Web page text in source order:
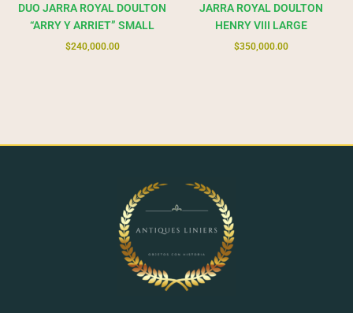
DUO JARRA ROYAL DOULTON
“ARRY Y ARRIET” SMALL
$240,000.00
JARRA ROYAL DOULTON
HENRY VIII LARGE
$350,000.00